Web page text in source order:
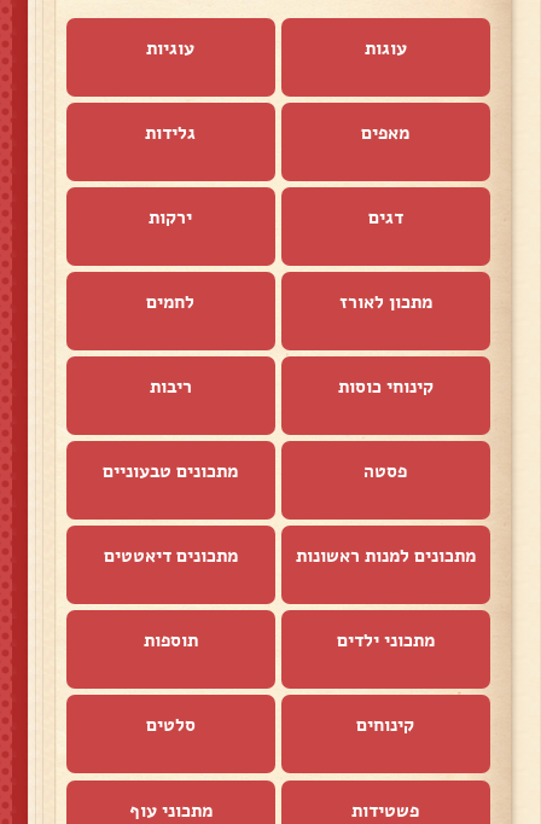
עוגות עוגיות
מאפים גלידות
דגים ירקות
מתכון לאורז לחמים
קינוחי כוסות ריבות
פסטה מתכונים טבעוניים
מתכונים למנות ראשונות מתכונים דיאטטים
מתכוני ילדים תוספות
קינוחים סלטים
פשטידות מתכוני עוף